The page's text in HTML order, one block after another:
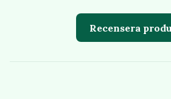
Recensera